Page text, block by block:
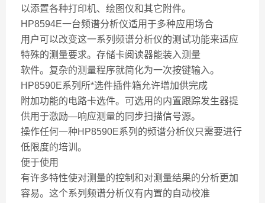
以添置各种打印机、绘图仪和其它附件。
HP8594E一台频谱分析仪适用于多种应用场合
用户可以改变这一系列频谱分析仪的测试功能来适应
特殊的测量要求。存储卡阅读器能装入测量
软件。复杂的测量程序就简化为一次按键输入。
HP8590E系列所*选件插件箱允许增加供完成
附加功能的电路卡选件。可选用的内置跟踪发生器提
供用于激励—响应测量的同步扫描信号源。
操作任何一种HP8590E系列的频谱分析仪只需要进行
低限度的培训。
便于使用
有许多特性使对测量的控制和对测量结果的分析更加
容易。这个系列频谱分析仪有内置的自动校准